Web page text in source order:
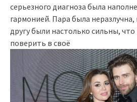
серьезного диагноза была
гармонией. Пара была неразлучна,
другу были настолько сильны,
поверить в своё